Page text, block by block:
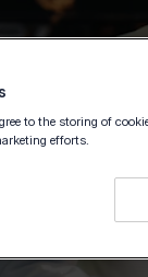
to the storing of
efforts.